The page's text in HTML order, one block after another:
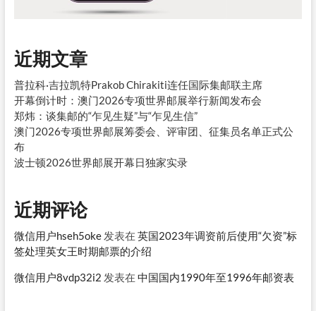
近期文章
普拉科·吉拉凯特Prakob Chirakiti连任国际集邮联主席
开幕倒计时：澳门2026专项世界邮展举行新闻发布会
郑炜：谈集邮的“乍见生疑”与“乍见生信”
澳门2026专项世界邮展筹委会、评审团、征集员名单正式公
布
波士顿2026世界邮展开幕日独家实录
近期评论
微信用户hseh5oke发表在 英国2023年调资前后使用“欠资”标
签处理英女王时期邮票的介绍
微信用户8vdp32i2 发表在 中国国内1990年至1996年邮资表